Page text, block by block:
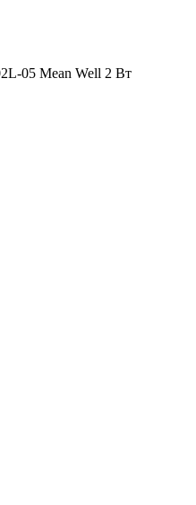
05 Mean Well 2 Вт